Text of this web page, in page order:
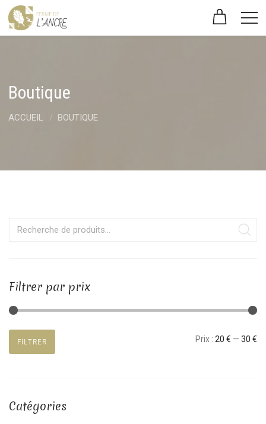
Boutique
ACCUEIL BOUTIQUE
Filtrer par prix
Prix
min
Prix
max
FILTRER Prix : 20 € — 30 €
Catégories